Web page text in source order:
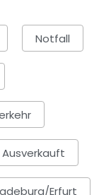
Notfall
Ausverkauft
Erfurt